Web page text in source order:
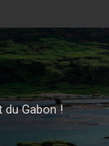
du Gabon !